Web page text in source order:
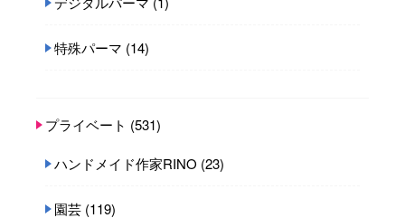
特殊パーマ (14)
プライベート (531)
ハンドメイド作家RINO (23)
園芸 (119)